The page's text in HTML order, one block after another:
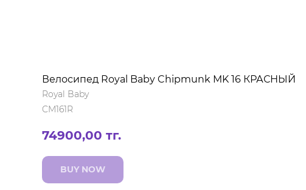
Велосипед Royal Baby Chipmunk MK 16 КРАСНЫЙ
Royal Baby
CM161R
74900,00 тг.
BUY NOW